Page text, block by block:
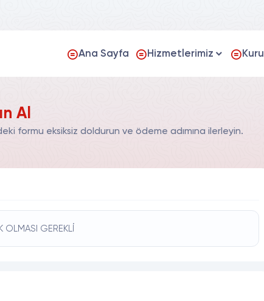
Ana Sayfa Hizmetlerimiz
Al
formu eksiksiz doldurun ve ödeme adımına ilerleyin.
GEREKLİ